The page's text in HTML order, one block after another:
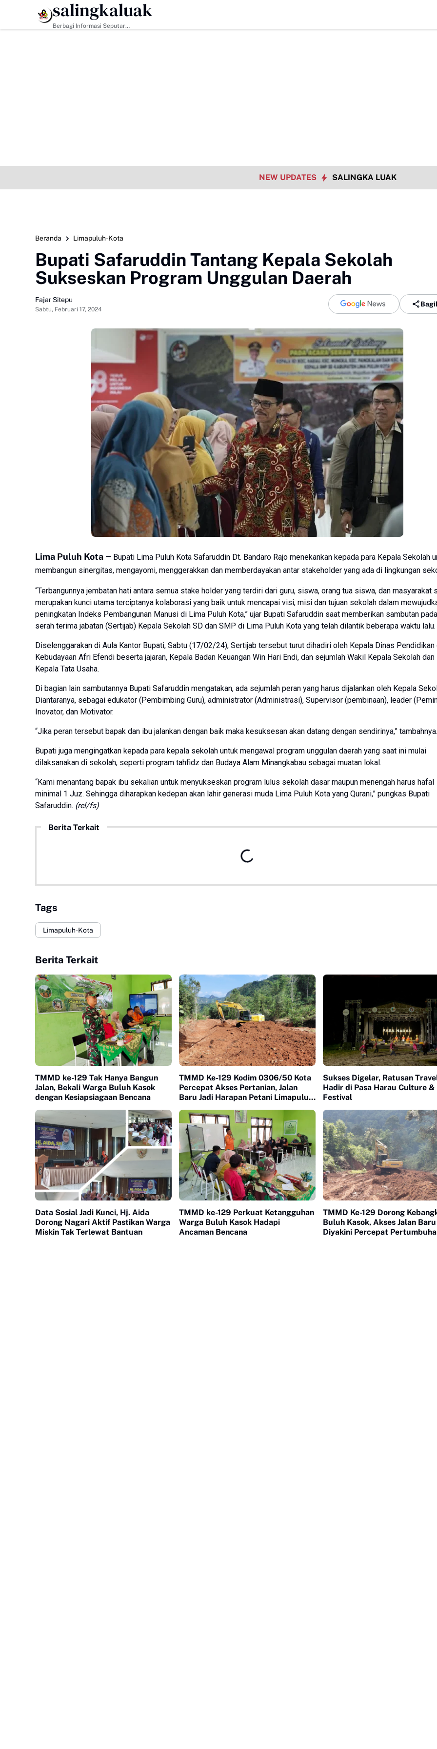
HEADLINE
salingkaluak
Berbagi Informasi Seputar
NEW UPDATES SALINGKA LUAK
Beranda Limapuluh-Kota
Bupati Safaruddin Tantang Kepala Sekolah
Sukseskan Program Unggulan Daerah
Fajar Sitepu
Sabtu, Februari 17, 2024
Lima Puluh Kota — Bupati Lima Puluh Kota Safaruddin Dt. Bandaro Rajo menekankan kepada para Kepala Sekolah
membangun sinergitas, mengayomi, menggerakkan dan memberdayakan antar stakeholder yang ada di lingkungan
“Terbangunnya jembatan hati antara semua stake holder yang terdiri dari guru, siswa, orang tua siswa, dan masyarakat
merupakan kunci utama terciptanya kolaborasi yang baik untuk mencapai visi, misi dan tujuan sekolah dalam
peningkatan Indeks Pembangunan Manusi di Lima Puluh Kota,” ujar Bupati Safaruddin saat memberikan sambutan
serah terima jabatan (Sertijab) Kepala Sekolah SD dan SMP di Lima Puluh Kota yang telah dilantik beberapa waktu lalu.
Diselenggarakan di Aula Kantor Bupati, Sabtu (17/02/24), Sertijab tersebut turut dihadiri oleh Kepala Dinas Pendidikan
Kebudayaan Afri Efendi beserta jajaran, Kepala Badan Keuangan Win Hari Endi, dan sejumlah Wakil Kepala Sekolah dan
Kepala Tata Usaha.
Di bagian lain sambutannya Bupati Safaruddin mengatakan, ada sejumlah peran yang harus dijalankan oleh Kepala
Diantaranya, sebagai edukator (Pembimbing Guru), administrator (Administrasi), Supervisor (pembinaan), leader
Inovator, dan Motivator.
“Jika peran tersebut bapak dan ibu jalankan dengan baik maka kesuksesan akan datang dengan sendirinya,” tambahnya.
Bupati juga mengingatkan kepada para kepala sekolah untuk mengawal program unggulan daerah yang saat ini mulai
dilaksanakan di sekolah, seperti program tahfidz dan Budaya Alam Minangkabau sebagai muatan lokal.
“Kami menantang bapak ibu sekalian untuk menyukseskan program lulus sekolah dasar maupun menengah harus hafal
minimal 1 Juz. Sehingga diharapkan kedepan akan lahir generasi muda Lima Puluh Kota yang Qurani,” pungkas Bupati
Safaruddin. (rel/fs)
Berita Terkait
Tags
Limapuluh-Kota
Berita Terkait
TMMD ke-129 Tak Hanya Bangun
Jalan, Bekali Warga Buluh Kasok
dengan Kesiapsiagaan Bencana
TMMD Ke-129 Kodim 0306/50 Kota
Percepat Akses Pertanian, Jalan
Baru Jadi Harapan Petani Limapuluh
Sukses Digelar, Ratusan
Hadir di Pasa Harau Culture &
Festival
Data Sosial Jadi Kunci, Hj. Aida
Dorong Nagari Aktif Pastikan Warga
Miskin Tak Terlewat Bantuan
TMMD ke-129 Perkuat Ketangguhan
Warga Buluh Kasok Hadapi
Ancaman Bencana
TMMD Ke-129 Dorong
Buluh Kasok, Akses Jalan Baru
Diyakini Percepat